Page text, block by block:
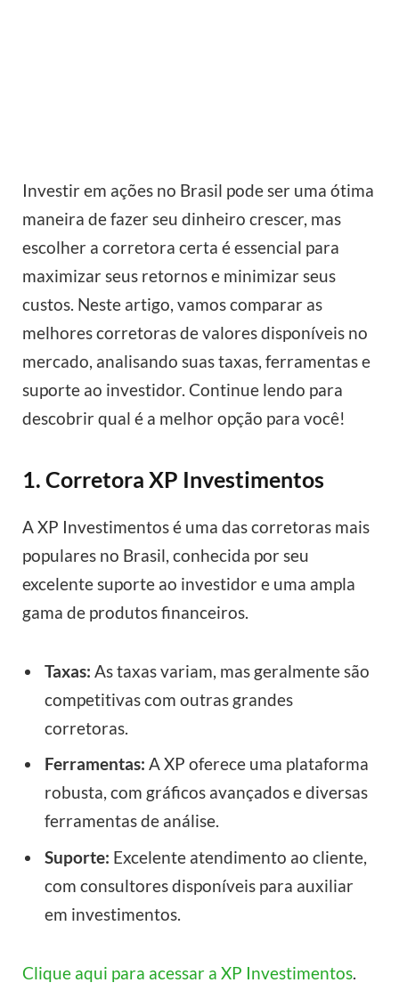
Investir em ações no Brasil pode ser uma ótima
maneira de fazer seu dinheiro crescer, mas
escolher a corretora certa é essencial para
maximizar seus retornos e minimizar seus
custos. Neste artigo, vamos comparar as
melhores corretoras de valores disponíveis no
mercado, analisando suas taxas, ferramentas e
suporte ao investidor. Continue lendo para
descobrir qual é a melhor opção para você!
1. Corretora XP Investimentos
A XP Investimentos é uma das corretoras mais
populares no Brasil, conhecida por seu
excelente suporte ao investidor e uma ampla
gama de produtos financeiros.
Taxas: As taxas variam, mas geralmente são
competitivas com outras grandes
corretoras.
Ferramentas: A XP oferece uma plataforma
robusta, com gráficos avançados e diversas
ferramentas de análise.
Suporte: Excelente atendimento ao cliente,
com consultores disponíveis para auxiliar
em investimentos.
Clique aqui para acessar a XP Investimentos.